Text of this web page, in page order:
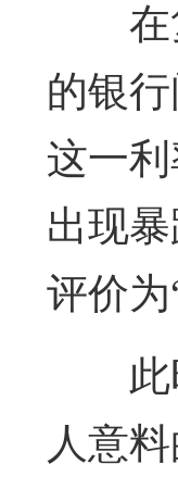
的银
这一
出现
评价
人意